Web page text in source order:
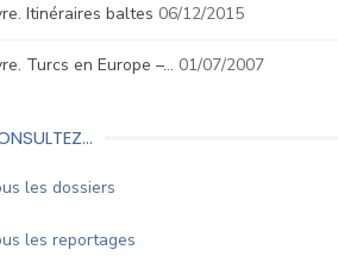
Itinéraires baltes 06/12/2015
Turcs en Europe –… 01/07/2007
les dossiers
les reportages